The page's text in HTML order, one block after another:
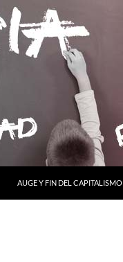
AUGE Y FIN DEL CAPITALISMO